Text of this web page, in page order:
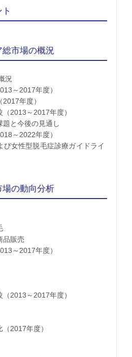
市場の概況
況
～2017年度）
年度）
2013～2017年度）
題と今後の見通し
～2022年度）
女性型脱毛症診療ガイドライ
の動向分析
販売
～2017年度）
2013～2017年度）
2017年度）